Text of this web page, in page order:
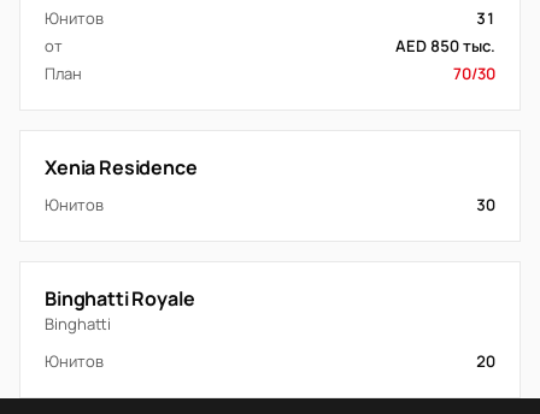
Юнитов
31
от
AED 850 тыс.
План
70/30
Xenia Residence
Юнитов 30
Binghatti Royale
Binghatti
Юнитов
20